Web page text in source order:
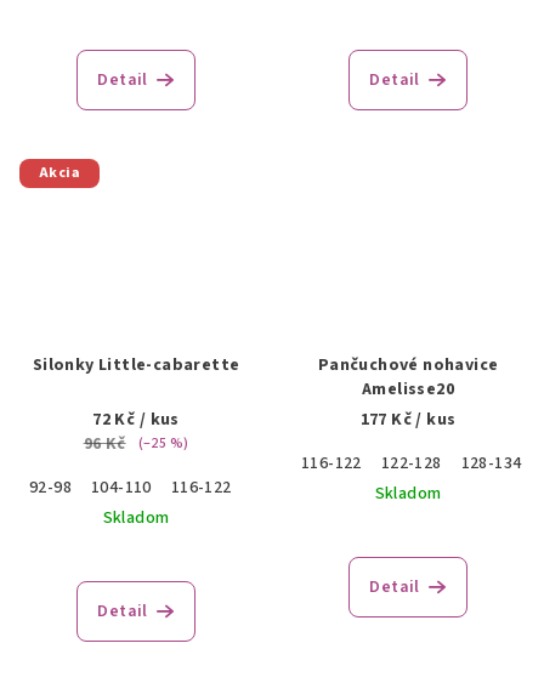
Detail Detail
Akcia
Silonky Little-cabarette
72 Kč / kus
96 Kč
(–25 %)
92-98 104-110 116-122 140-146
152-158
Skladom
Detail
Pančuchové nohavice
Amelisse20
177 Kč/ kus
116-122
122-128 128-134
Skladom
Detail